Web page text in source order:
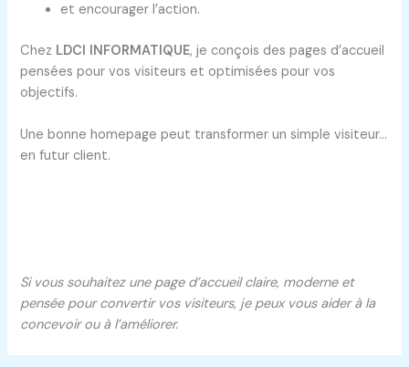
et encourager l’action.
Chez LDCI INFORMATIQUE, je conçois des pages d’accueil
pensées pour vos visiteurs et optimisées pour vos
objectifs.
Une bonne homepage peut transformer un simple visiteur…
en futur client.
Si vous souhaitez une page d’accueil claire, moderne et
pensée pour convertir vos visiteurs, je peux vous aider à la
concevoir ou à l’améliorer.